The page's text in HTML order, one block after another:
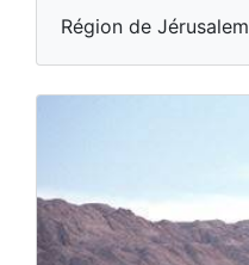
Région de Jérusalem